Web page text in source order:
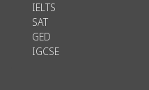
IELTS
SAT
GED
IGCSE